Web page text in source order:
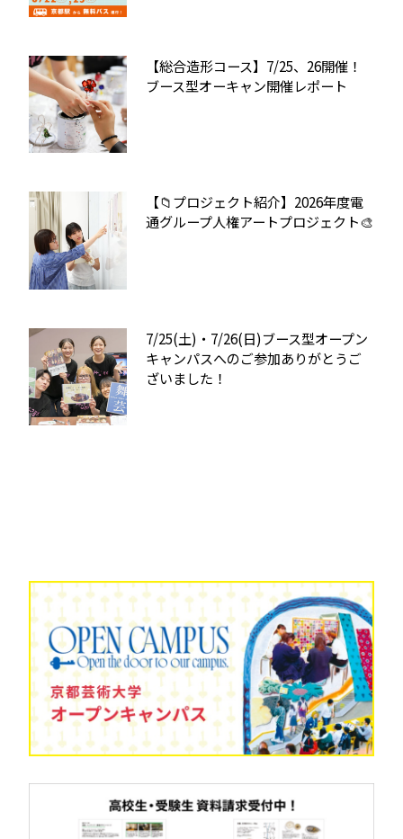
【総合造形コース】7/25、26開催！
ブース型オーキャン開催レポート
【📁プロジェクト紹介】2026年度電
通グループ人権アートプロジェクト🎨
7/25(土)・7/26(日)ブース型オープン
キャンパスへのご参加ありがとうご
ざいました！